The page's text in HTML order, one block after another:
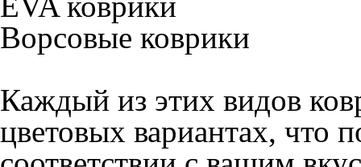
Высокая прочность и
Легкость в уходе и чистке
Водонепроницаемость и
веществам
Широкий выбор цветов